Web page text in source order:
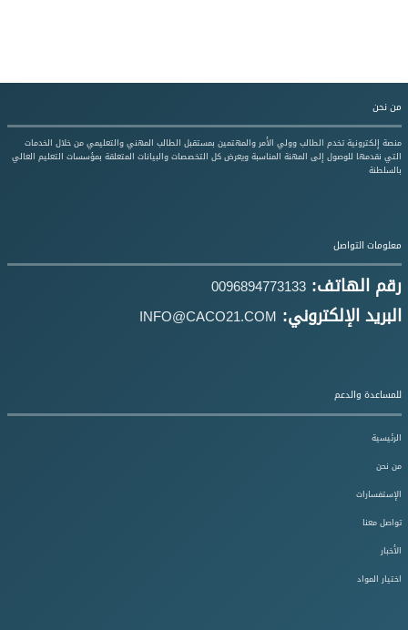
من نحن
منصة إلكترونية تخدم الطالب وولي الأمر والمهتمين بمستقبل الطالب المهني والتعليمي من خلال الخدمات
التي نقدمها للوصول إلى المهنة المناسبة ويعرض كل التخصصات والبيانات المتعلقة بمؤسسات التعليم العالي
بالسلطنة
معلومات التواصل
رقم الهاتف:0096894773133
البريد الإلكتروني: INFO@CACO21.COM
للمساعدة والدعم
الرئيسية
من نحن
الإستفسارات
تواصل معنا
الأخبار
اختيار المواد